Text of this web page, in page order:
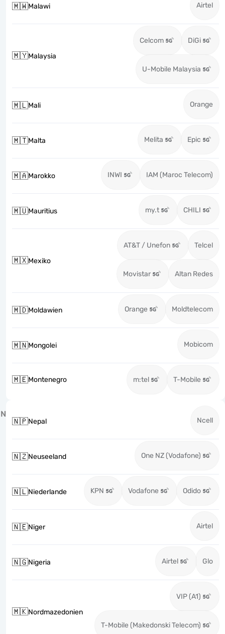
🇲🇼Malawi Airtel
🇲🇾Malaysia
Celcom DiGi
U-Mobile Malaysia
🇲🇱Mali Orange
🇲🇹Malta Melita Epic
🇲🇦Marokko INWI IAM (Maroc Telecom)
🇲🇺Mauritius my.t CHILI
🇲🇽Mexiko
AT&T / Unefon Telcel
Movistar Altan Redes
🇲🇩Moldawien Orange Moldtelecom
🇲🇳Mongolei Mobicom
🇲🇪Montenegro m:tel T-Mobile
N
🇳🇵Nepal Ncell
🇳🇿Neuseeland One NZ (Vodafone)
🇳🇱Niederlande KPN Vodafone Odido
🇳🇪Niger Airtel
🇳🇬Nigeria Airtel Glo
🇲🇰Nordmazedonien
VIP (A1)
T-Mobile (Makedonski Telecom)